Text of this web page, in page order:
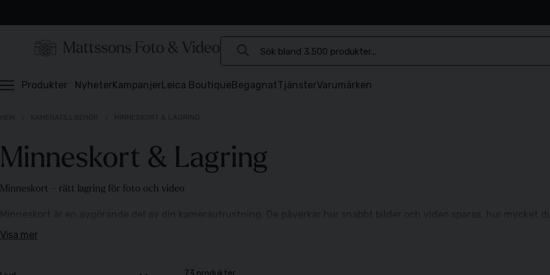
Produkter NyheterKampanjerLeica BoutiqueBegagnatTjänsterVarumärken
Minneskort & Lagring
Minneskort – rätt lagring för foto och video
Här hittar du minneskort och lagringslösningar för olika behov – från enklare fotografering till avancerad video.
Visa mer